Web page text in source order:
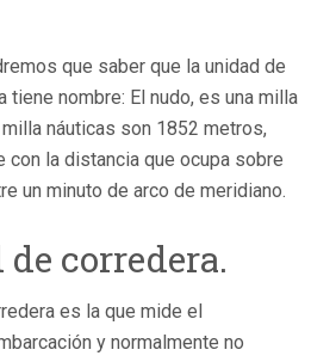
que saber que la unidad de
tiene nombre: El nudo, es una milla
náuticas son 1852 metros,
con la distancia que ocupa sobre
un minuto de arco de meridiano.
corredera.
es la que mide el
y normalmente no